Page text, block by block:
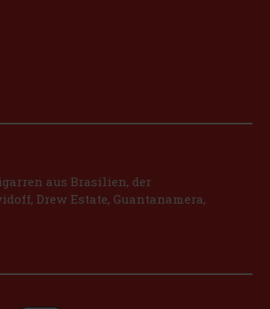
aus Brasilien, der
Drew Estate, Guantanamera,